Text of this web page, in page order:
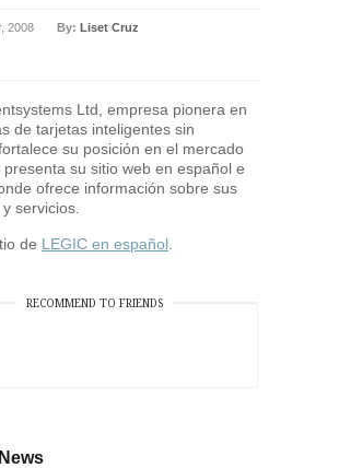
2008 By: Liset Cruz
Ltd, empresa pionera en
de tarjetas inteligentes sin
su posición en el mercado
su sitio web en español e
ofrece información sobre sus
servicios.
de LEGIC en español
RECOMMEND TO FRIENDS